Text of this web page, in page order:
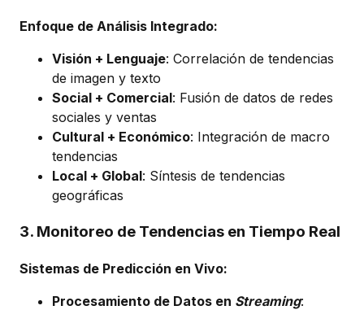
Enfoque de Análisis Integrado:
Visión + Lenguaje: Correlación de tendencias
de imagen y texto
Social + Comercial: Fusión de datos de redes
sociales y ventas
Cultural + Económico: Integración de macro
tendencias
Local + Global: Síntesis de tendencias
geográficas
3. Monitoreo de Tendencias en Tiempo Real
Sistemas de Predicción en Vivo:
Procesamiento de Datos en Streaming: